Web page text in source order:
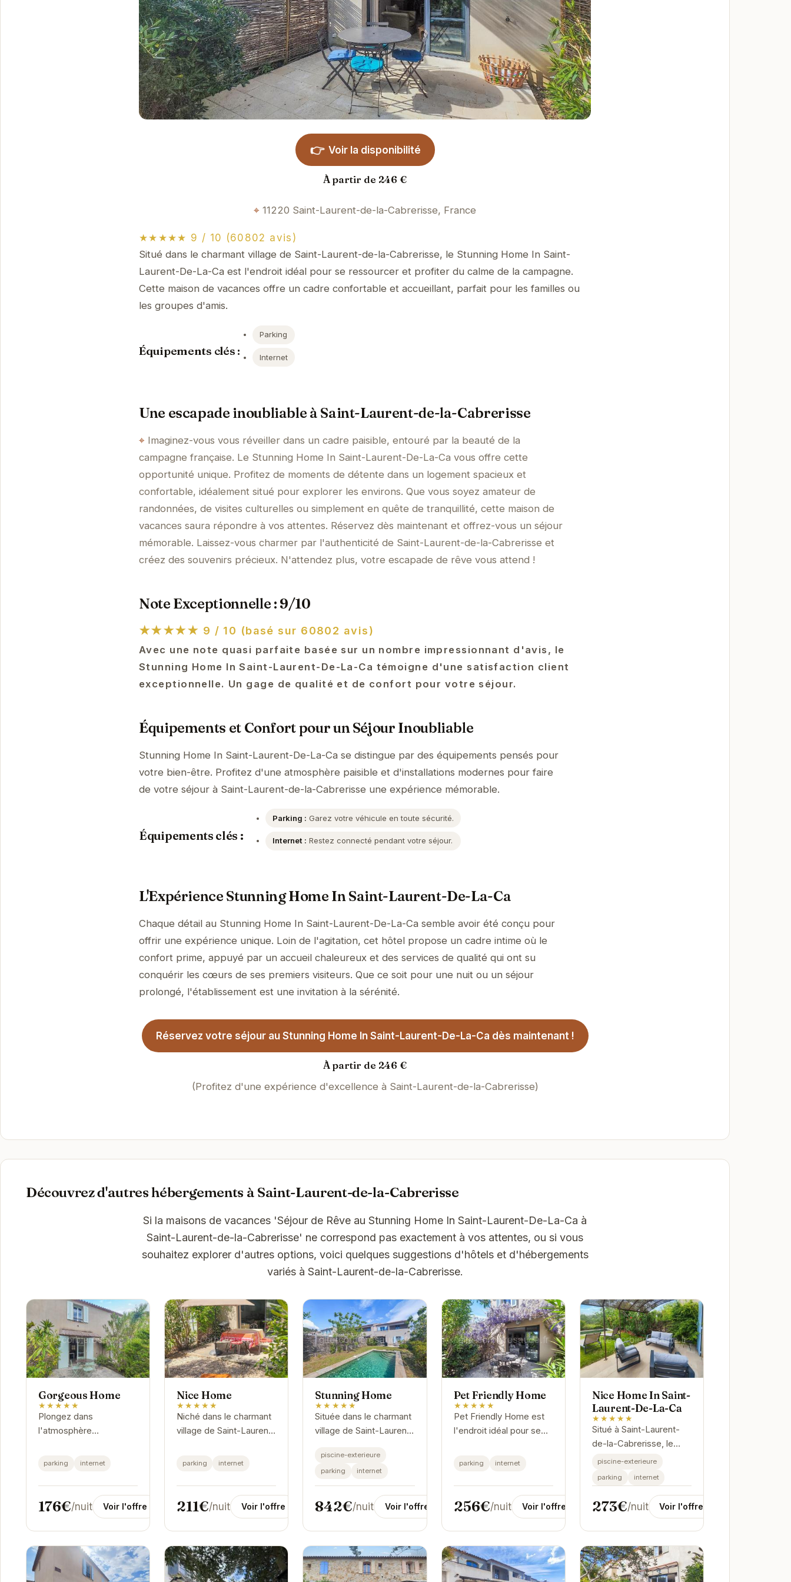
👉 Voir la disponibilité
À partir de 246 €
11220 Saint-Laurent-de-la-Cabrerisse, France
★★★★★ 9 / 10 (60802 avis)
Situé dans le charmant village de Saint-Laurent-de-la-Cabrerisse, le Stunning Home In Saint-
Laurent-De-La-Ca est l'endroit idéal pour se ressourcer et profiter du calme de la campagne.
Cette maison de vacances offre un cadre confortable et accueillant, parfait pour les familles ou
les groupes d'amis.
Équipements clés :
Parking
Internet
Une escapade inoubliable à Saint-Laurent-de-la-Cabrerisse
Imaginez-vous vous réveiller dans un cadre paisible, entouré par la beauté de la
campagne française. Le Stunning Home In Saint-Laurent-De-La-Ca vous offre cette
opportunité unique. Profitez de moments de détente dans un logement spacieux et
confortable, idéalement situé pour explorer les environs. Que vous soyez amateur de
randonnées, de visites culturelles ou simplement en quête de tranquillité, cette maison de
vacances saura répondre à vos attentes. Réservez dès maintenant et offrez-vous un séjour
mémorable. Laissez-vous charmer par l'authenticité de Saint-Laurent-de-la-Cabrerisse et
créez des souvenirs précieux. N'attendez plus, votre escapade de rêve vous attend !
Note Exceptionnelle : 9/10
★★★★★ 9 / 10 (basé sur 60802 avis)
Avec une note quasi parfaite basée sur un nombre impressionnant d'avis, le
Stunning Home In Saint-Laurent-De-La-Ca témoigne d'une satisfaction client
exceptionnelle. Un gage de qualité et de confort pour votre séjour.
Équipements et Confort pour un Séjour Inoubliable
Stunning Home In Saint-Laurent-De-La-Ca se distingue par des équipements pensés pour
votre bien-être. Profitez d'une atmosphère paisible et d'installations modernes pour faire
de votre séjour à Saint-Laurent-de-la-Cabrerisse une expérience mémorable.
Équipements clés :
Parking : Garez votre véhicule en toute sécurité.
Internet : Restez connecté pendant votre séjour.
L'Expérience Stunning Home In Saint-Laurent-De-La-Ca
Chaque détail au Stunning Home In Saint-Laurent-De-La-Ca semble avoir été conçu pour
offrir une expérience unique. Loin de l'agitation, cet hôtel propose un cadre intime où le
confort prime, appuyé par un accueil chaleureux et des services de qualité qui ont su
conquérir les cœurs de ses premiers visiteurs. Que ce soit pour une nuit ou un séjour
prolongé, l'établissement est une invitation à la sérénité.
Réservez votre séjour au Stunning Home In Saint-Laurent-De-La-Ca dès maintenant !
À partir de 246 €
(Profitez d'une expérience d'excellence à Saint-Laurent-de-la-Cabrerisse)
Découvrez d'autres hébergements à Saint-Laurent-de-la-Cabrerisse
Si la maisons de vacances 'Séjour de Rêve au Stunning Home In Saint-Laurent-De-La-Ca à
Saint-Laurent-de-la-Cabrerisse' ne correspond pas exactement à vos attentes, ou si vous
souhaitez explorer d'autres options, voici quelques suggestions d'hôtels et d'hébergements
variés à Saint-Laurent-de-la-Cabrerisse.
Gorgeous Home
★★★★★
Plongez dans
l'atmosphère
Gorgeous Home, une
idéale pour explorer les
charmes de Saint-
Laurent-de-la-
Cabrerisse.
parking internet
176€/nuit Voir l'offre
Nice Home
★★★★★
Niché dans le charmant
village de Saint-Laurent-
Nice Home offre un
vacances relaxantes.
Avec ses...
parking internet
211€/nuit Voir l'offre
Stunning Home
★★★★★
Située dans le charmant
village de Saint-Laurent-
Stunning Home vous
accueille pour un séjour
inoubliable. Cette
maison de...
piscine-exterieure
parking
internet
842€/nuit Voir l'offre
Pet Friendly Home
★★★★★
Pet Friendly Home est
l'endroit idéal pour se
ressourcer.
espace convivial et
confortable, parfait
parking internet
256€/nuit Voir l'offre
Nice Home In Saint-
Laurent-De-La-Ca
★★★★★
Situé à Saint-Laurent-
de-la-Cabrerisse, le
Nice Home In Saint-
un hébergement
confortable et bien
équipé.
piscine-exterieure
parking
internet
273€/nuit Voir l'offre